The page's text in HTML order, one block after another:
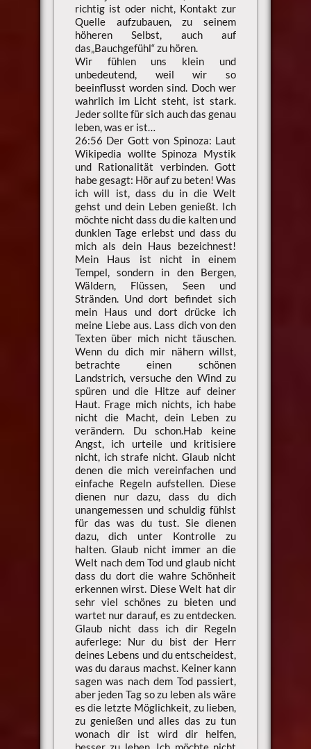
richtig ist oder nicht, Kontakt zur
Quelle aufzubauen, zu seinem
höheren Selbst, auch auf
das„Bauchgefühl“ zu hören.
Wir fühlen uns klein und
unbedeutend, weil wir so
beeinflusst worden sind. Doch wer
wahrlich im Licht steht, ist stark.
Jeder sollte für sich auch das genau
leben, was er ist…
26:56 Der Gott von Spinoza: Laut
Wikipedia wollte Spinoza Mystik
und Rationalität verbinden. Gott
habe gesagt: Hör auf zu beten! Was
ich will ist, dass du in die Welt
gehst und dein Leben genießt. Ich
möchte nicht dass du die kalten und
dunklen Tage erlebst und dass du
mich als dein Haus bezeichnest!
Mein Haus ist nicht in einem
Tempel, sondern in den Bergen,
Wäldern, Flüssen, Seen und
Stränden. Und dort befindet sich
mein Haus und dort drücke ich
meine Liebe aus. Lass dich von den
Texten über mich nicht täuschen.
Wenn du dich mir nähern willst,
betrachte einen schönen
Landstrich, versuche den Wind zu
spüren und die Hitze auf deiner
Haut. Frage mich nichts, ich habe
nicht die Macht, dein Leben zu
verändern. Du schon.Hab keine
Angst, ich urteile und kritisiere
nicht, ich strafe nicht. Glaub nicht
denen die mich vereinfachen und
einfache Regeln aufstellen. Diese
dienen nur dazu, dass du dich
unangemessen und schuldig fühlst
für das was du tust. Sie dienen
dazu, dich unter Kontrolle zu
halten. Glaub nicht immer an die
Welt nach dem Tod und glaub nicht
dass du dort die wahre Schönheit
erkennen wirst. Diese Welt hat dir
sehr viel schönes zu bieten und
wartet nur darauf, es zu entdecken.
Glaub nicht dass ich dir Regeln
auferlege: Nur du bist der Herr
deines Lebens und du entscheidest,
was du daraus machst. Keiner kann
sagen was nach dem Tod passiert,
aber jeden Tag so zu leben als wäre
es die letzte Möglichkeit, zu lieben,
zu genießen und alles das zu tun
wonach dir ist wird dir helfen,